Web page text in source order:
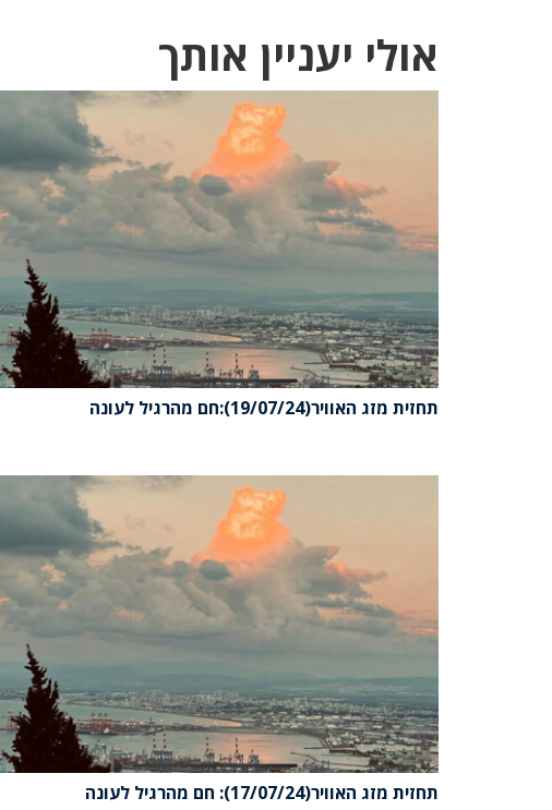
אולי יעניין אותך
תחזית מזג האוויר(19/07/24):חם מהרגיל לעונה
תחזית מזג האוויר(17/07/24): חם מהרגיל לעונה